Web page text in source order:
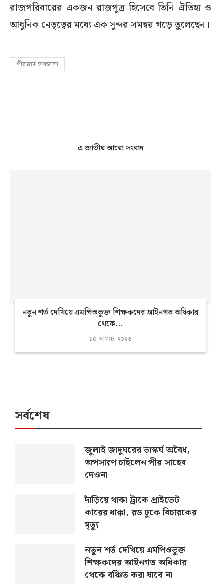
রাজপরিবারের একজন রাজপুত্র হিসেবে তিনি ঐতিহ্য ও
আধুনিক নেতৃত্বের মধ্যে এক সুন্দর সমন্বয় গড়ে তুলেছেন।
পীরজাদা হানজালা
এ জাতীয় আরো সংবাদ
নতুন শর্ত দেখিয়ে এমপিওভুক্ত শিক্ষকদের আইনগত অধিকার
থেকে...
১০ আগস্ট, ২০২৬
সর্বশেষ
জুলাই জাদুঘরের ভাস্কর্য অবৈধ,
অপসারণ চাইলেন পীর সাহেব
দেওনা
দাঁড়িয়ে থাকা ট্রাকে প্রাইভেট
কারের ধাক্কা, রড ঢুকে বিচারকের
মৃত্যু
নতুন শর্ত দেখিয়ে এমপিওভুক্ত
শিক্ষকদের আইনগত অধিকার
থেকে বঞ্চিত করা যাবে না